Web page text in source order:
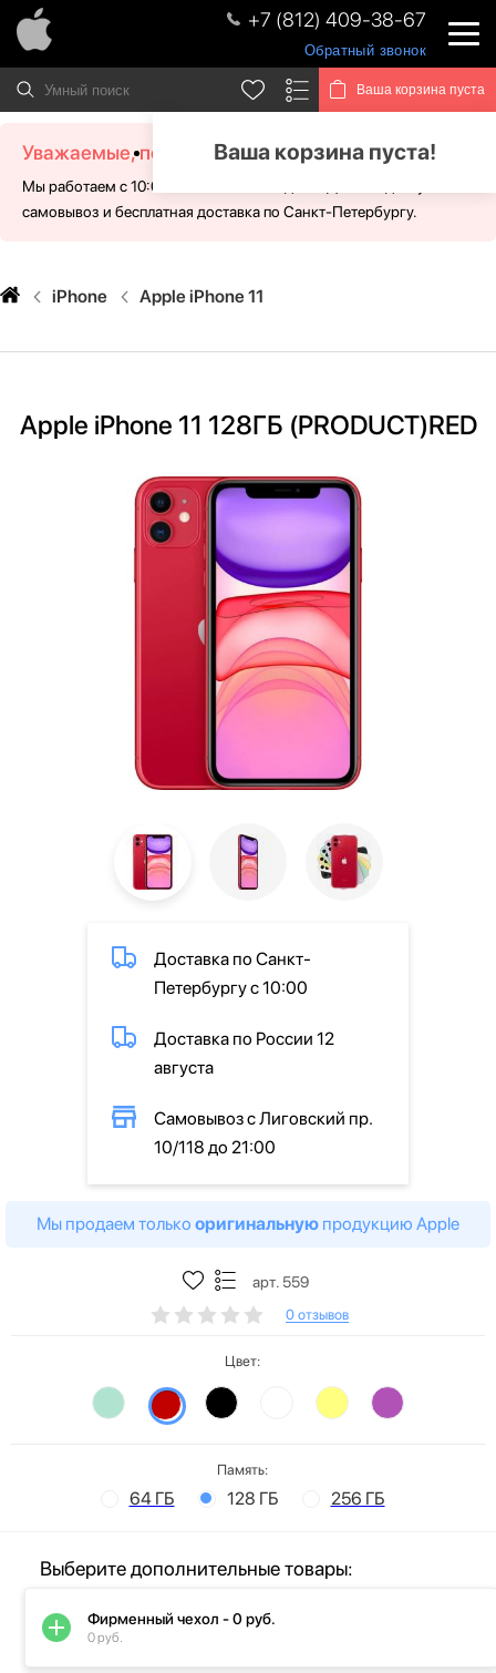
+7 (812) 409-38-67
Обратный звонок
Ваша корзина пуста
Ваша корзина пуста!
Уважаемые, посетители!
Мы работаем с 10:00 - 21:00 без выходных. Для Вас доступен
самовывоз и бесплатная доставка по Санкт-Петербургу.
iPhone Apple iPhone 11
Apple iPhone 11 128ГБ (PRODUCT)RED
Доставка по Санкт-
Петербургу с 10:00
Доставка по России 12
августа
Самовывоз с Лиговский пр.
10/118 до 21:00
Мы продаем только оригинальную продукцию Apple
арт. 559
0 отзывов
Цвет:
Память:
64 ГБ 128 ГБ 256 ГБ
Выберите дополнительные товары:
Фирменный чехол - 0 руб.
0 руб.